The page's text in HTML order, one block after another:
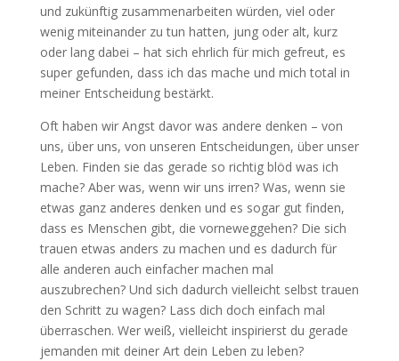
und zukünftig zusammenarbeiten würden, viel oder
wenig miteinander zu tun hatten, jung oder alt, kurz
oder lang dabei – hat sich ehrlich für mich gefreut, es
super gefunden, dass ich das mache und mich total in
meiner Entscheidung bestärkt.
Oft haben wir Angst davor was andere denken – von
uns, über uns, von unseren Entscheidungen, über unser
Leben. Finden sie das gerade so richtig blöd was ich
mache? Aber was, wenn wir uns irren? Was, wenn sie
etwas ganz anderes denken und es sogar gut finden,
dass es Menschen gibt, die vorneweggehen? Die sich
trauen etwas anders zu machen und es dadurch für
alle anderen auch einfacher machen mal
auszubrechen? Und sich dadurch vielleicht selbst trauen
den Schritt zu wagen? Lass dich doch einfach mal
überraschen. Wer weiß, vielleicht inspirierst du gerade
jemanden mit deiner Art dein Leben zu leben?